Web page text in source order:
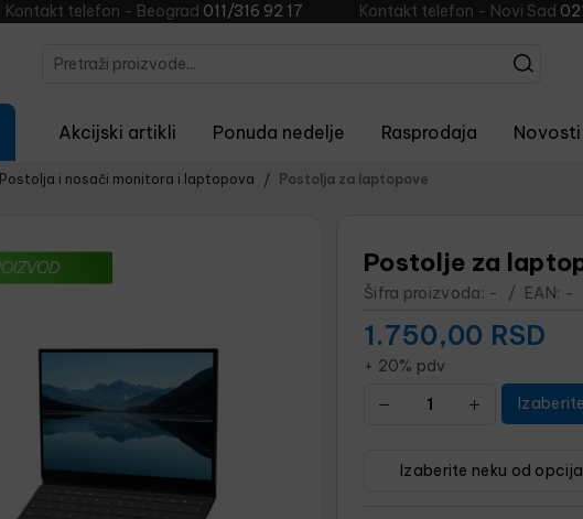
Kontakt telefon - Beograd 011/316 92 17 Kontakt telefon - Novi Sad
Akcijski artikli Ponuda nedelje Rasprodaja Novosti
Postolja i nosači monitora i laptopova Postolja za laptopove
Postolje za
Šifra proizvoda: - / EAN: -
1.750,00 RSD
+ 20% pdv